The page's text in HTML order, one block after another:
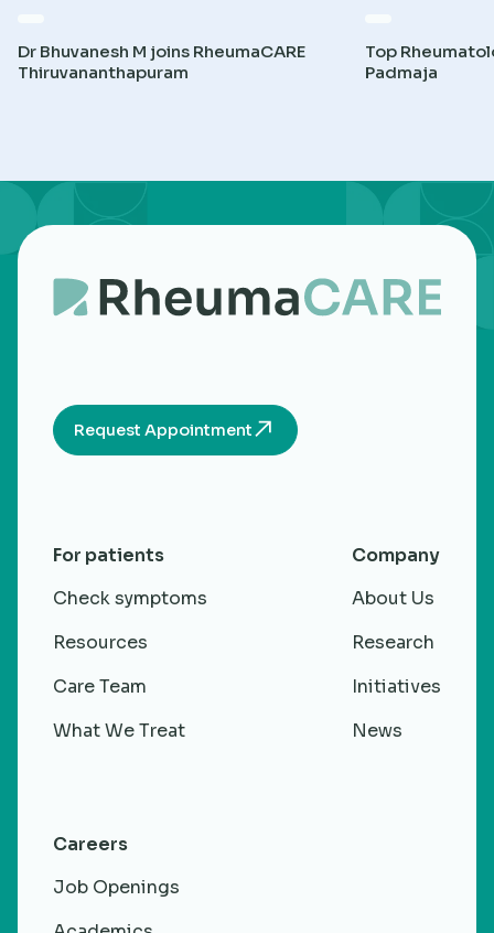
Dr Bhuvanesh M joins RheumaCARE
Thiruvananthapuram
Top
Padmaja
Request Appointment
For patients
Check symptoms
Resources
Care Team
What We Treat
Company
About Us
Research
Initiatives
News
Careers
Job Openings